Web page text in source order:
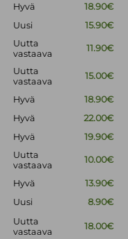
Hyvä
18.90€
Uusi 15.90€
Uutta
vastaava
11.90€
Uutta
vastaava
15.00€
Hyvä
18.90€
Hyvä
22.00€
Hyvä 19.90€
Uutta
vastaava
10.00€
Hyvä
13.90€
Uusi
8.90€
Uutta
vastaava
18.00€